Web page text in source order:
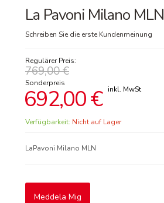
La Pavoni Milano MLN
Schreiben Sie die erste Kundenmeinung
Regulärer Preis:
769,00 €
Sonderpreis
692,00 €
Verfügbarkeit: Nicht auf Lager
LaPavoni Milano MLN
Meddela Mig